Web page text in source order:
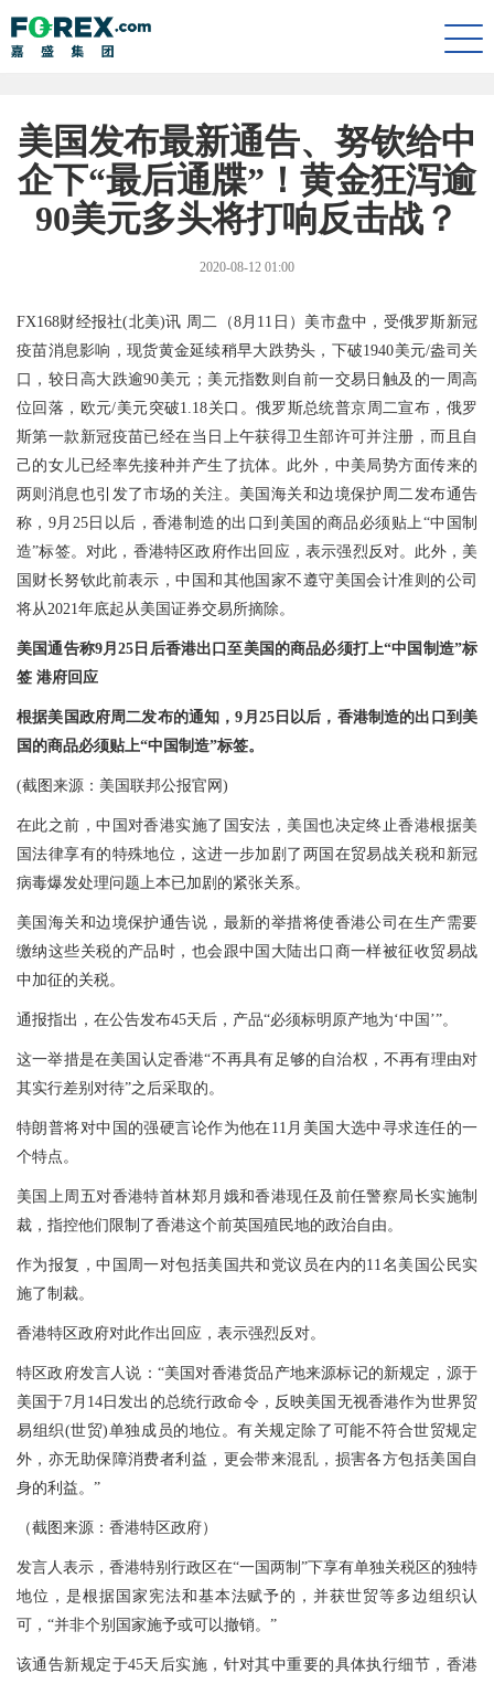
美国发布最新通告、努钦给中
企下“最后通牒”！黄金狂泻逾
90美元多头将打响反击战？
2020-08-12 01:00
FX168财经报社(北美)讯 周二（8月11日）美市盘中，受俄罗斯新冠
疫苗消息影响，现货黄金延续稍早大跌势头，下破1940美元/盎司关
口，较日高大跌逾90美元；美元指数则自前一交易日触及的一周高
位回落，欧元/美元突破1.18关口。俄罗斯总统普京周二宣布，俄罗
斯第一款新冠疫苗已经在当日上午获得卫生部许可并注册，而且自
己的女儿已经率先接种并产生了抗体。此外，中美局势方面传来的
两则消息也引发了市场的关注。美国海关和边境保护周二发布通告
称，9月25日以后，香港制造的出口到美国的商品必须贴上“中国制
造”标签。对此，香港特区政府作出回应，表示强烈反对。此外，美
国财长努钦此前表示，中国和其他国家不遵守美国会计准则的公司
将从2021年底起从美国证券交易所摘除。
美国通告称9月25日后香港出口至美国的商品必须打上“中国制造”标
签 港府回应
根据美国政府周二发布的通知，9月25日以后，香港制造的出口到美
国的商品必须贴上“中国制造”标签。
(截图来源：美国联邦公报官网)
在此之前，中国对香港实施了国安法，美国也决定终止香港根据美
国法律享有的特殊地位，这进一步加剧了两国在贸易战关税和新冠
病毒爆发处理问题上本已加剧的紧张关系。
美国海关和边境保护通告说，最新的举措将使香港公司在生产需要
缴纳这些关税的产品时，也会跟中国大陆出口商一样被征收贸易战
中加征的关税。
通报指出，在公告发布45天后，产品“必须标明原产地为‘中国’”。
这一举措是在美国认定香港“不再具有足够的自治权，不再有理由对
其实行差别对待”之后采取的。
特朗普将对中国的强硬言论作为他在11月美国大选中寻求连任的一
个特点。
美国上周五对香港特首林郑月娥和香港现任及前任警察局长实施制
裁，指控他们限制了香港这个前英国殖民地的政治自由。
作为报复，中国周一对包括美国共和党议员在内的11名美国公民实
施了制裁。
香港特区政府对此作出回应，表示强烈反对。
特区政府发言人说：“美国对香港货品产地来源标记的新规定，源于
美国于7月14日发出的总统行政命令，反映美国无视香港作为世界贸
易组织(世贸)单独成员的地位。有关规定除了可能不符合世贸规定
外，亦无助保障消费者利益，更会带来混乱，损害各方包括美国自
身的利益。”
（截图来源：香港特区政府）
发言人表示，香港特别行政区在“一国两制”下享有单独关税区的独特
地位，是根据国家宪法和基本法赋予的，并获世贸等多边组织认
可，“并非个别国家施予或可以撤销。”
该通告新规定于45天后实施，针对其中重要的具体执行细节，香港